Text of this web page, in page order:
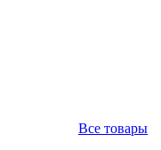
Все товары